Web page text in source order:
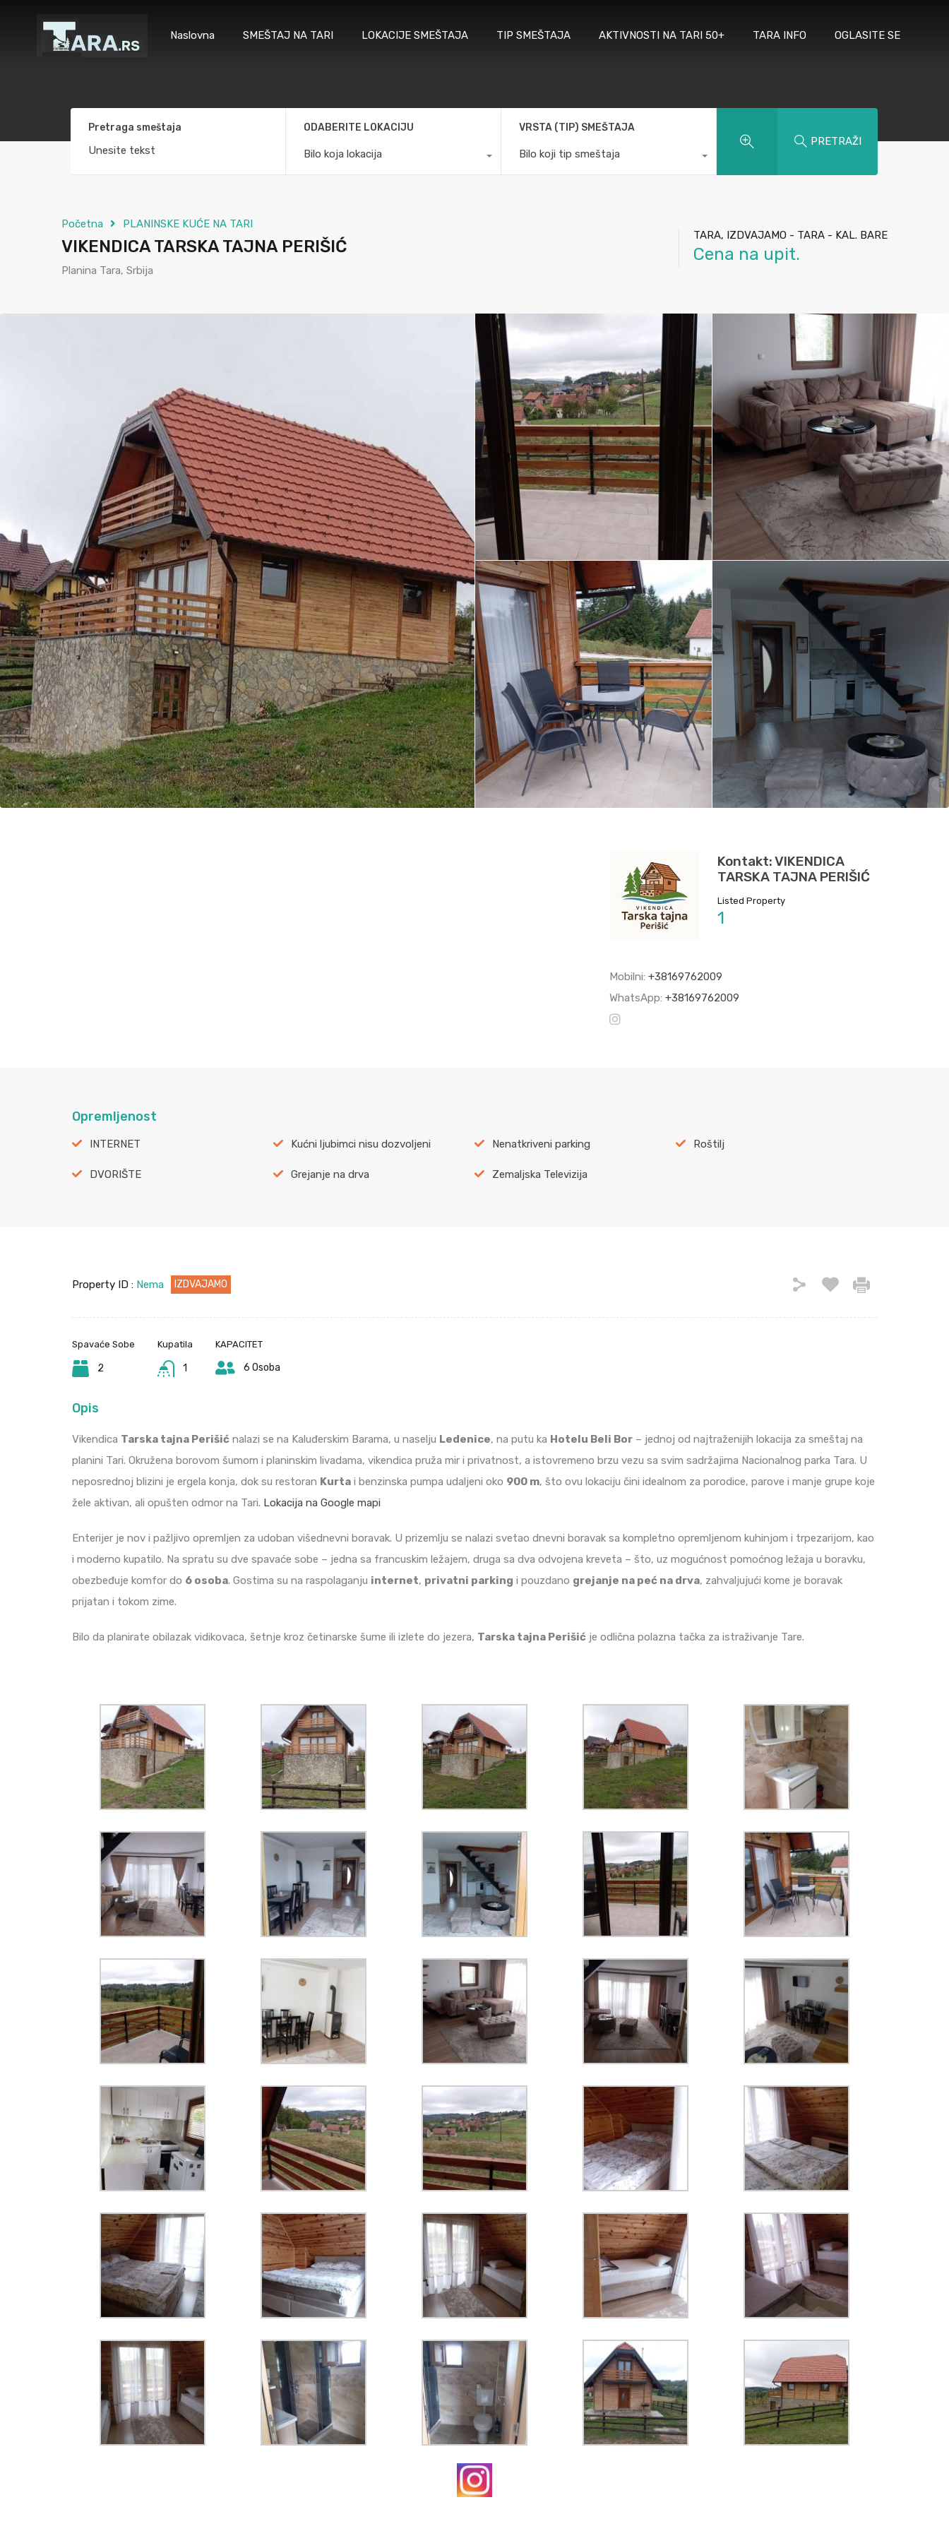
Naslovna SMEŠTAJ NA TARI LOKACIJE SMEŠTAJA TIP SMEŠTAJA AKTIVNOSTI NA TARI 50+ TARA INFO OGLASITE SE
Pretraga smeštaja ODABERITE LOKACIJU
Bilo koja lokacija
VRSTA (TIP) SMEŠTAJA
Bilo koji tip smeštaja
PRETRAŽI
Početna PLANINSKE KUĆE NA TARI
VIKENDICA TARSKA TAJNA PERIŠIĆ
Planina Tara, Srbija
TARA, IZDVAJAMO - TARA - KAL. BARE
Cena na upit.
Kontakt: VIKENDICA
TARSKA TAJNA PERIŠIĆ
Listed Property
1
Mobilni: +38169762009
WhatsApp: +38169762009
Opremljenost
INTERNET Kućni ljubimci nisu dozvoljeni Nenatkriveni parking Roštilj
DVORIŠTE Grejanje na drva Zemaljska Televizija
Property ID : Nema IZDVAJAMO
Spavaće Sobe
2
Kupatila
1
KAPACITET
6 Osoba
Opis
Vikendica Tarska tajna Perišić nalazi se na Kaluđerskim Barama, u naselju Ledenice, na putu ka Hotelu Beli Bor – jednoj od najtraženijih lokacija za smeštaj na
planini Tari. Okružena borovom šumom i planinskim livadama, vikendica pruža mir i privatnost, a istovremeno brzu vezu sa svim sadržajima Nacionalnog parka Tara. U
neposrednoj blizini je ergela konja, dok su restoran Kurta i benzinska pumpa udaljeni oko 900 m, što ovu lokaciju čini idealnom za porodice, parove i manje grupe koje
žele aktivan, ali opušten odmor na Tari. Lokacija na Google mapi
Enterijer je nov i pažljivo opremljen za udoban višednevni boravak. U prizemlju se nalazi svetao dnevni boravak sa kompletno opremljenom kuhinjom i trpezarijom, kao
i moderno kupatilo. Na spratu su dve spavaće sobe – jedna sa francuskim ležajem, druga sa dva odvojena kreveta – što, uz mogućnost pomoćnog ležaja u boravku,
obezbeđuje komfor do 6 osoba. Gostima su na raspolaganju internet, privatni parking i pouzdano grejanje na peć na drva, zahvaljujući kome je boravak
prijatan i tokom zime.
Bilo da planirate obilazak vidikovaca, šetnje kroz četinarske šume ili izlete do jezera, Tarska tajna Perišić je odlična polazna tačka za istraživanje Tare.